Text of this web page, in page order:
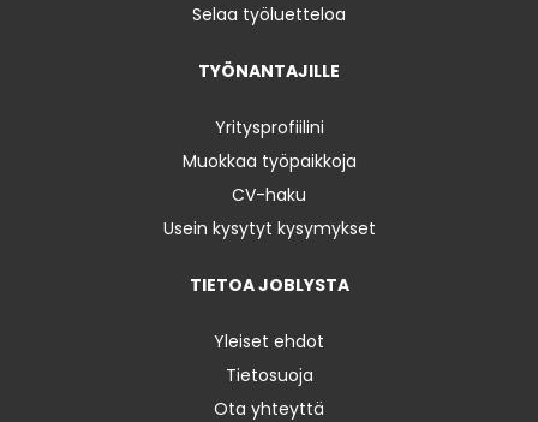
Selaa työluetteloa
TYÖNANTAJILLE
Yritysprofiilini
Muokkaa työpaikkoja
CV-haku
Usein kysytyt kysymykset
TIETOA JOBLYSTA
Yleiset ehdot
Tietosuoja
Ota yhteyttä